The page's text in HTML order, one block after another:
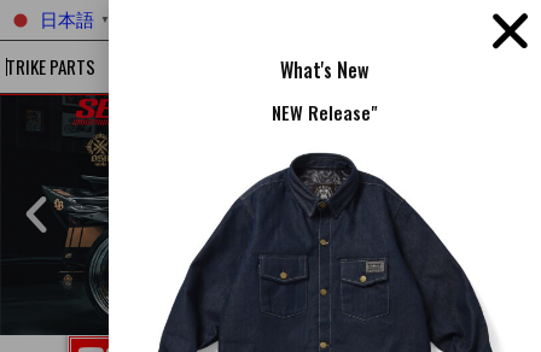
日本語 ▼
TRIKE PARTS PARTS GOODS
What's New
NEW Release"